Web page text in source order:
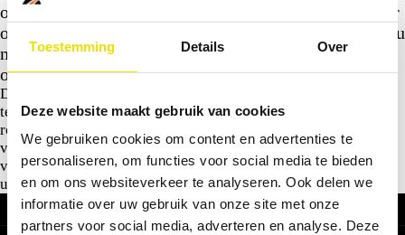
Toestemming Details Over
Deze website maakt gebruik van cookies
We gebruiken cookies om content en advertenties te
personaliseren, om functies voor social media te bieden
en om ons websiteverkeer te analyseren. Ook delen we
informatie over uw gebruik van onze site met onze
partners voor social media, adverteren en analyse. Deze
ontspannen rit, waarbij het niet om snelheid gaat maar
om goed kijken en plezier. Iedereen kan meedoen. Of u
nu alleen rijdt, met uw partner of samen met vrienden
of het gezin.
De puzzelrit is zo opgezet dat het voor iedereen leuk en goed
te volgen is. U rijdt op uw eigen tempo en volgt een duidelijke
routebeschrijving. De route voert u langs mooie wegen en
verrassende plekken, met onderweg opdrachten die zorgen
voor een leuke uitdaging. Aan het einde van de puzzelrit kunt
u de antwoorden hier op deze pagina invullen.
Direct naar